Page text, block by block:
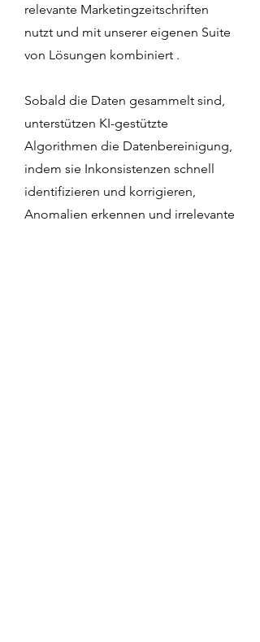
relevante Marketingzeitschriften
nutzt und mit unserer eigenen Suite
von Lösungen kombiniert .
Sobald die Daten gesammelt sind,
unterstützen KI-gestützte
Algorithmen die Datenbereinigung,
indem sie Inkonsistenzen schnell
identifizieren und korrigieren,
Anomalien erkennen und irrelevante